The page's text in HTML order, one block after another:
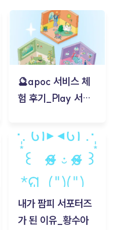
🔮apoc 서비스 체
험 후기_Play 서비
김태현
내가 팜피 서포터즈
가 된 이유_황수아